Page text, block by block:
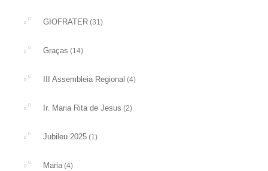
GIOFRATER (31)
Graças (14)
III Assembleia Regional (4)
Ir. Maria Rita de Jesus (2)
Jubileu 2025 (1)
Maria(4)